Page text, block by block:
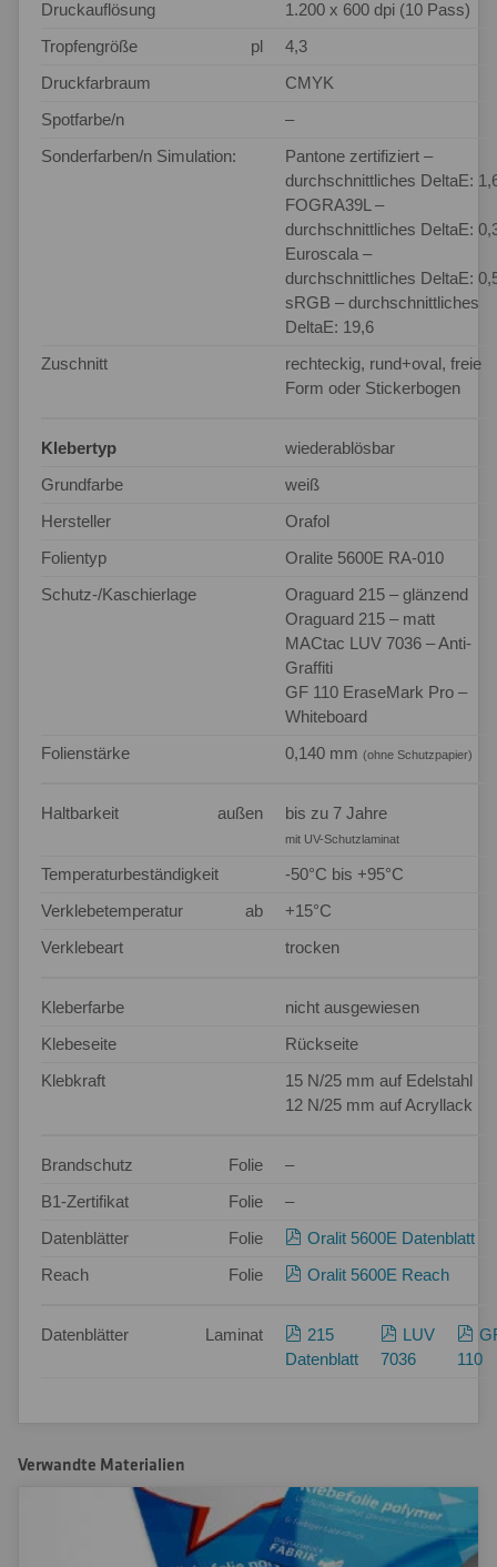
Druckauflösung
1.200 x 600 dpi (10 Pass)
Tropfengröße
pl
4,3
Druckfarbraum
CMYK
Spotfarbe/n
–
Sonderfarben/n Simulation:
Pantone zertifiziert –
durchschnittliches DeltaE:
FOGRA39L –
durchschnittliches DeltaE:
Euroscala –
durchschnittliches DeltaE:
sRGB – durchschnittliches
DeltaE: 19,6
Zuschnitt
rechteckig, rund+oval, freie
Form oder Stickerbogen
Klebertyp
wiederablösbar
Grundfarbe
weiß
Hersteller
Orafol
Folientyp
Oralite 5600E RA-010
Schutz-/Kaschierlage
Oraguard 215 – glänzend
Oraguard 215 – matt
MACtac LUV 7036 – Anti-
Graffiti
GF 110 EraseMark Pro –
Whiteboard
Folienstärke
0,140 mm (ohne Schutzpapier)
Haltbarkeit außen bis zu 7 Jahre
mit UV-Schutzlaminat
Temperaturbeständigkeit
-50°C bis +95°C
Verklebetemperatur
ab
+15°C
Verklebeart
trocken
Kleberfarbe
nicht ausgewiesen
Klebeseite
Rückseite
Klebkraft
15 N/25 mm auf Edelstahl
12 N/25 mm auf Acryllack
Brandschutz Folie
–
B1-Zertifikat
Folie
–
Datenblätter
Folie
Oralit 5600E Datenblatt
Reach
Folie Oralit 5600E Reach
Datenblätter Laminat
215
Datenblatt
LUV
7036
110
Verwandte Materialien